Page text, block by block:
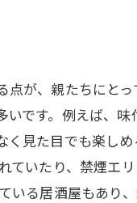
点が、親たちにとっ
です。例えば、味
く見た目でも楽しめ
ていたり、禁煙エ
いる居酒屋もあり